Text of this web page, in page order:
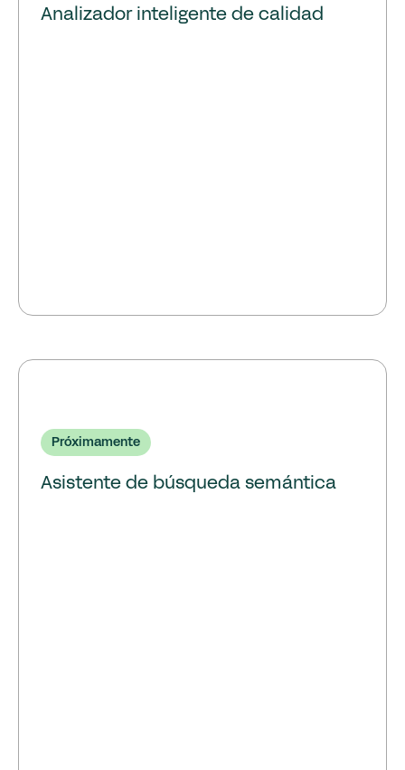
Analizador inteligente de calidad
Próximamente
Asistente de búsqueda semántica